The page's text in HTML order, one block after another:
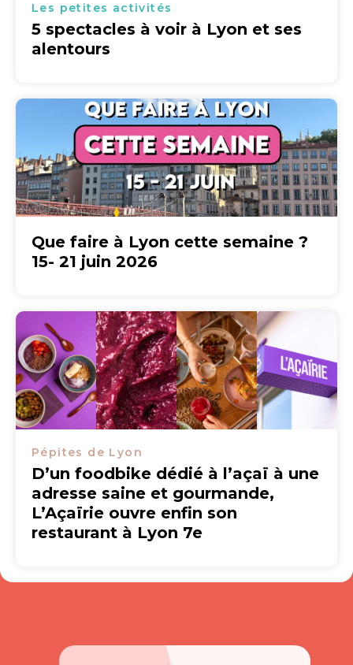
Les petites activités
5 spectacles à voir à Lyon et ses
alentours
Que faire à Lyon cette semaine ?
15- 21 juin 2026
Pépites de Lyon
D’un foodbike dédié à l’açaï à une
adresse saine et gourmande,
L’Açaïrie ouvre enfin son
restaurant à Lyon 7e